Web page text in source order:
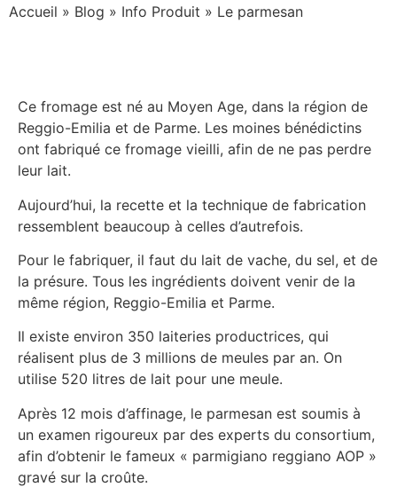
Accueil » Blog » Info Produit » Le parmesan
Ce fromage est né au Moyen Age, dans la région de
Reggio-Emilia et de Parme. Les moines bénédictins
ont fabriqué ce fromage vieilli, afin de ne pas perdre
leur lait.
Aujourd’hui, la recette et la technique de fabrication
ressemblent beaucoup à celles d’autrefois.
Pour le fabriquer, il faut du lait de vache, du sel, et de
la présure. Tous les ingrédients doivent venir de la
même région, Reggio-Emilia et Parme.
Il existe environ 350 laiteries productrices, qui
réalisent plus de 3 millions de meules par an. On
utilise 520 litres de lait pour une meule.
Après 12 mois d’affinage, le parmesan est soumis à
un examen rigoureux par des experts du consortium,
afin d’obtenir le fameux « parmigiano reggiano AOP »
gravé sur la croûte.